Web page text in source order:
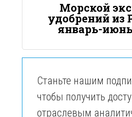
Морской
удобрений из
январь-
Станьте нашим
чтобы получить
отраслевым